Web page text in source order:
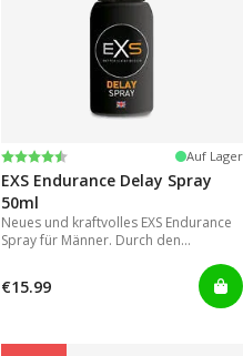
Bewertung:
4.2 von 5 Sternen Auf Lager
EXS Endurance Delay Spray
50ml
Neues und kraftvolles EXS Endurance
Spray für Männer. Durch den
gezielt auftragen, wodurch eine der
großen Schwachstellen von
€15.99